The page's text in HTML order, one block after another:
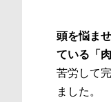
頭を悩ま
ている「
苦労して
ました。